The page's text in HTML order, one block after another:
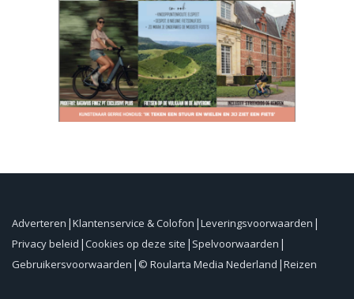
Adverteren Klantenservice & Colofon Leveringsvoorwaarden
Privacy beleid Cookies op deze site Spelvoorwaarden
Gebruikersvoorwaarden © Roularta Media Nederland Reizen